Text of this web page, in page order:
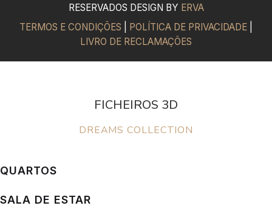
RESERVADOS DESIGN BY ERVA
TERMOS E CONDIÇÕES
POLÍTICA DE PRIVACIDADE
LIVRO DE RECLAMAÇÕES
FICHEIROS 3D
DREAMS COLLECTION
QUARTOS
SALA DE ESTAR